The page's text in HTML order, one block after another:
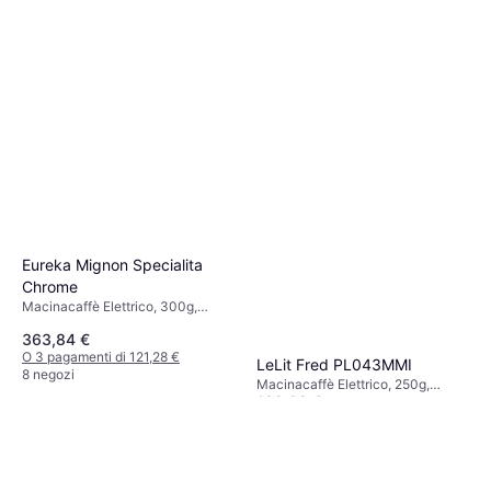
Eureka Mignon Specialita
Chrome
Macinacaffè Elettrico, 300g,
Espresso
363,84 €
O 3 pagamenti di 121,28 €
8 negozi
LeLit Fred PL043MMI
Macinacaffè Elettrico, 250g,
Espresso, Macinatura regolabile
189,99 €